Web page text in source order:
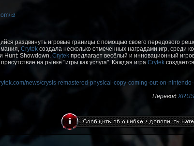
раздвинуть игровые границы с помощью своего передового
Crytekсоздала несколько отмеченных наградами игр, среди
Hunt: Showdown. Crytekпредлагает весёлый и инновационный
на рынке "игры как услуга". Каждая игра Crytek
news/crysis-remastered-physical-copy-coming-out-on-
Перевод